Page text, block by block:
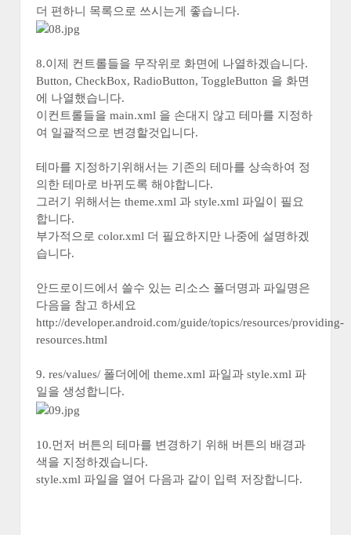
더 편하니 목록으로 쓰시는게 좋습니다.
8.이제 컨트롤들을 무작위로 화면에 나열하겠습니다.
Button, CheckBox, RadioButton, ToggleButton 을 화면
에 나열했습니다.
이컨트롤들을 main.xml 을 손대지 않고 테마를 지정하
여 일괄적으로 변경할것입니다.
테마를 지정하기위해서는 기존의 테마를 상속하여 정
의한 테마로 바뀌도록 해야합니다.
그러기 위해서는 theme.xml 과 style.xml 파일이 필요
합니다.
부가적으로 color.xml 더 필요하지만 나중에 설명하겠
습니다.
안드로이드에서 쓸수 있는 리소스 폴더명과 파일명은
다음을 참고 하세요
http://developer.android.com/guide/topics/resources/providing-
resources.html
9. res/values/ 폴더에에 theme.xml 파일과 style.xml 파
일을 생성합니다.
10.먼저 버튼의 테마를 변경하기 위해 버튼의 배경과
색을 지정하겠습니다.
style.xml 파일을 열어 다음과 같이 입력 저장합니다.